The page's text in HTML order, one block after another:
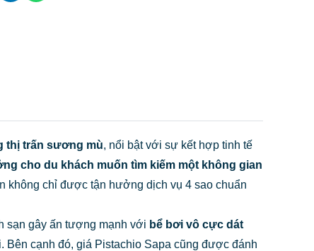
thị trấn sương mù, nổi bật với sự kết hợp tinh tế
cho du khách muốn tìm kiếm một không gian
không chỉ được tận hưởng dịch vụ 4 sao chuẩn
sạn gây ấn tượng mạnh với bể bơi vô cực dát
cạnh đó, giá Pistachio Sapa cũng được đánh